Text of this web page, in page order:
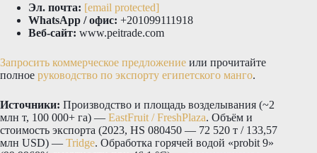
Эл. почта: [email protected]
WhatsApp / офис: +201099111918
Веб-сайт: www.peitrade.com
Запросить коммерческое предложение или прочитайте
полное руководство по экспорту египетского манго.
Источники: Производство и площадь возделывания (~2
млн т, 100 000+ га) — EastFruit / FreshPlaza. Объём и
стоимость экспорта (2023, HS 080450 — 72 520 т / 133,57
млн USD) — Tridge. Обработка горячей водой «probit 9»